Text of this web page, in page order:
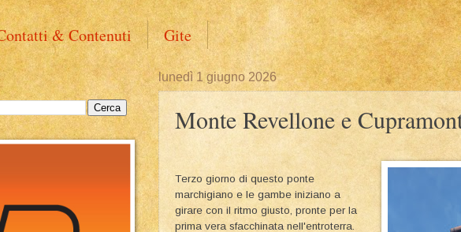
& Contenuti Gite
lunedì 1 giugno 2026
Monte Revellone e
Terzo giorno di questo ponte
marchigiano e le gambe iniziano a
girare con il ritmo giusto, pronte per la
prima vera sfacchinata nell'entroterra.